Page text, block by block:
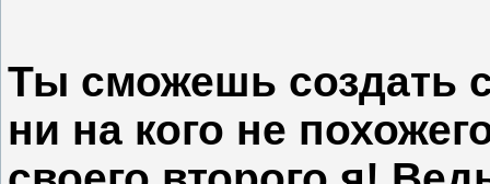
Ты сможешь создать
ни на кого не